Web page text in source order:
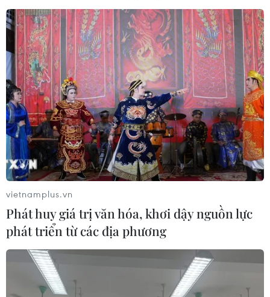
vietnamplus.vn
Phát huy giá trị văn hóa, khơi dậy nguồn lực
phát triển từ các địa phương